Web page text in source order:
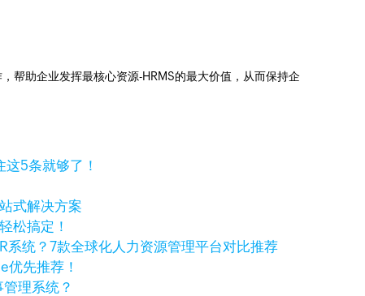
帮助企业发挥最核心资源-HRMS的最大价值，从而保持企
5条就够了！
式解决方案
松搞定！
系统？7款全球化人力资源管理平台对比推荐
先推荐！
理系统？